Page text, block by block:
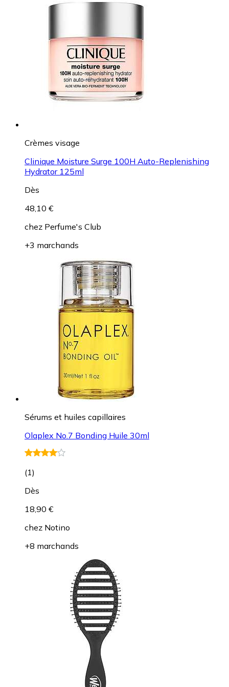
Crèmes visage
Clinique Moisture Surge 100H Auto-Replenishing
Hydrator 125ml
Dès
48,10 €
chez Perfume's Club
+3 marchands
Sérums et huiles capillaires
Olaplex No.7 Bonding Huile 30ml
(1)
Dès
18,90 €
chez Notino
+8 marchands